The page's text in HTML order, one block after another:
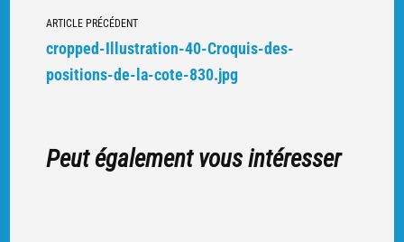
Navigation
vers
d'autres
ARTICLE PRÉCÉDENT
cropped-Illustration-40-Croquis-des-
positions-de-la-cote-830.jpg
Peut également vous intéresser